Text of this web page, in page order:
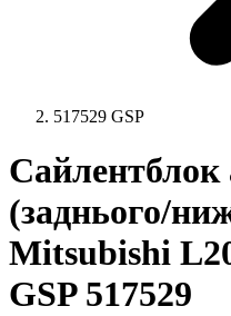
517529 GSP
Сайлентблок
(заднього/
Mitsubishi
GSP 517529